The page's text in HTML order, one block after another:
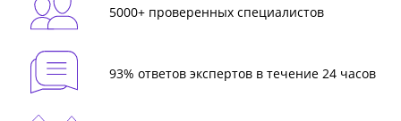
5000+ проверенных специалистов
93% ответов экспертов в течение 24 часов